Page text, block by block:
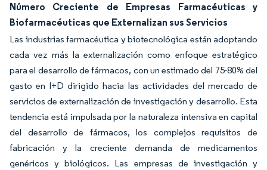
Número Creciente de Empresas Farmacéuticas y
Biofarmacéuticas que Externalizan sus Servicios
Las industrias farmacéutica y biotecnológica están adoptando
cada vez más la externalización como enfoque estratégico
para el desarrollo de fármacos, con un estimado del 75-80% del
gasto en I+D dirigido hacia las actividades del mercado de
servicios de externalización de investigación y desarrollo. Esta
tendencia está impulsada por la naturaleza intensiva en capital
del desarrollo de fármacos, los complejos requisitos de
fabricación y la creciente demanda de medicamentos
genéricos y biológicos. Las empresas de investigación y